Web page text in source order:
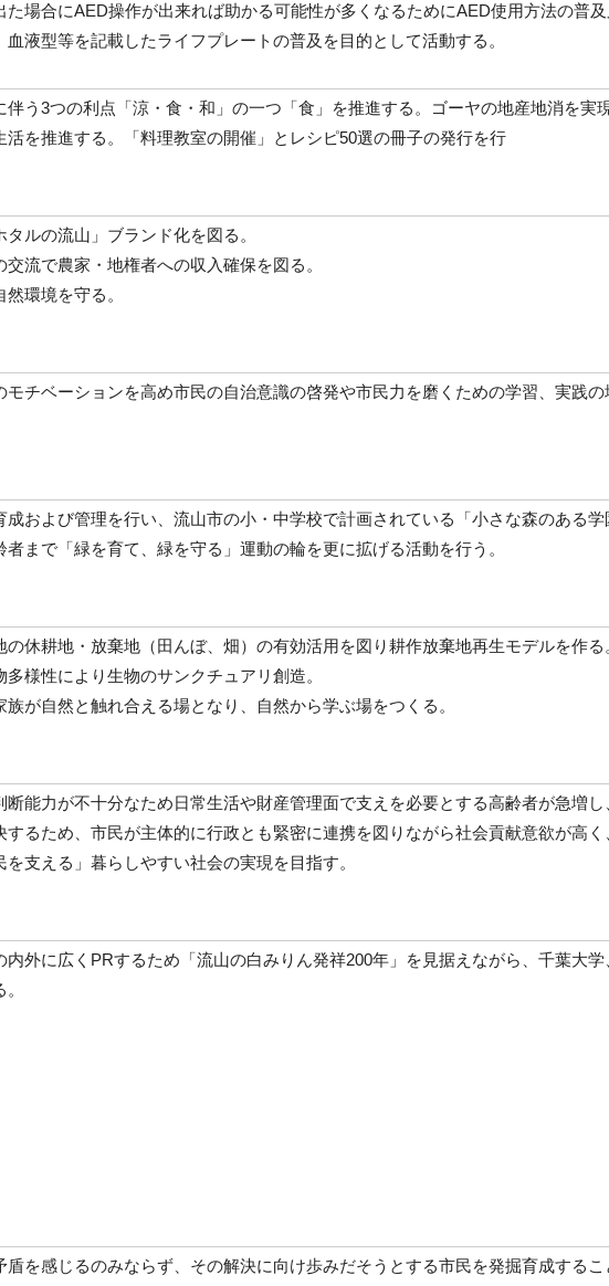
た場合にAED操作が出来れば助かる可能性が多くなるためにAED使用方法の普
液型等を記載したライフプレートの普及を目的として活動する。
伴う3つの利点「涼・食・和」の一つ「食」を推進する。ゴーヤの地産地消を
活を推進する。「料理教室の開催」とレシピ50選の冊子の発行を行
タルの流山」ブランド化を図る。
交流で農家・地権者への収入確保を図る。
環境を守る。
モチベーションを高め市民の自治意識の啓発や市民力を磨くための学習、実践
成および管理を行い、流山市の小・中学校で計画されている「小さな森のある
まで「緑を育て、緑を守る」運動の輪を更に拡げる活動を行う。
の休耕地・放棄地（田んぼ、畑）の有効活用を図り耕作放棄地再生モデルを作る
多様性により生物のサンクチュアリ創造。
族が自然と触れ合える場となり、自然から学ぶ場をつくる。
断能力が不十分なため日常生活や財産管理面で支えを必要とする高齢者が急増
するため、市民が主体的に行政とも緊密に連携を図りながら社会貢献意欲が高
支える」暮らしやすい社会の実現を目指す。
内外に広くPRするため「流山の白みりん発祥200年」を見据えながら、千葉大
盾を感じるのみならず、その解決に向け歩みだそうとする市民を発掘育成するこ